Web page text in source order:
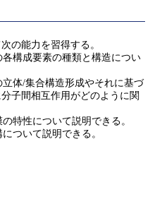
の能力を習得する。
構成要素の種類と構造につい
体/集合構造形成やそれに基づ
子間相互作用がどのように関
特性について説明できる。
ついて説明できる。